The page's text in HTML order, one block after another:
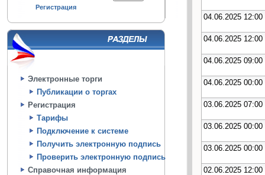
Регистрация
Электронные торги
Публикации о торгах
Регистрация
Тарифы
Подключение к системе
Получить электронную подпись
Проверить электронную подпись
Справочная информация
04.06.2025 12:00
04.06.2025 12:00
04.06.2025 09:00
04.06.2025 00:00
03.06.2025 07:00
03.06.2025 00:00
03.06.2025 00:00
02.06.2025 12:00